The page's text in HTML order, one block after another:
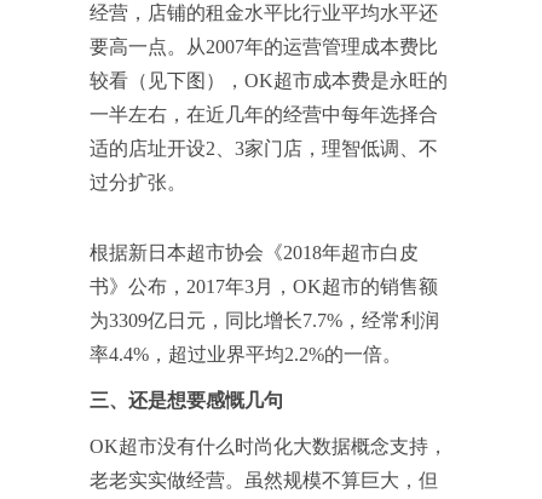
经营，店铺的租金水平比行业平均水平还
要高一点。从2007年的运营管理成本费比
较看（见下图），OK超市成本费是永旺的
一半左右，在近几年的经营中每年选择合
适的店址开设2、3家门店，理智低调、不
过分扩张。
根据新日本超市协会《2018年超市白皮
书》公布，2017年3月，OK超市的销售额
为3309亿日元，同比增长7.7%，经常利润
率4.4%，超过业界平均2.2%的一倍。
三、还是想要感慨几句
OK超市没有什么时尚化大数据概念支持，
老老实实做经营。虽然规模不算巨大，但